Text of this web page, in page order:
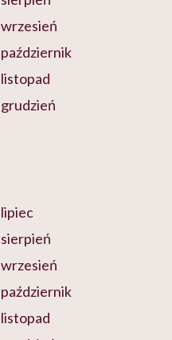
wrzesień
październik
listopad
grudzień
lipiec
sierpień
wrzesień
październik
listopad